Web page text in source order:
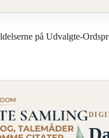
på Udvalgte-